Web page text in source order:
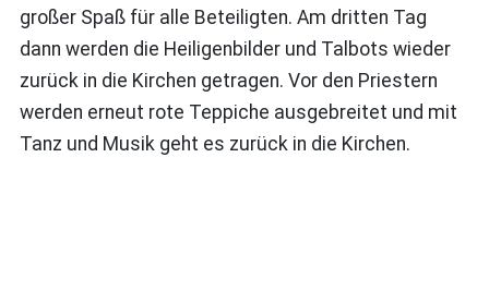
großer Spaß für alle Beteiligten. Am dritten Tag
dann werden die Heiligenbilder und Talbots wieder
zurück in die Kirchen getragen. Vor den Priestern
werden erneut rote Teppiche ausgebreitet und mit
Tanz und Musik geht es zurück in die Kirchen.